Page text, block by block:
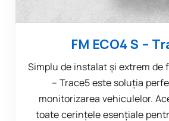
FM ECO4 S –
Simplu de instalat și extrem de
– Trace5 este soluția
monitorizarea vehiculelor.
toate cerințele esențiale